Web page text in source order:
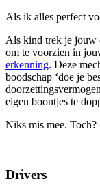
Als ik alles perfect
Als kind trek je jouw
om te voorzien in
erkenning. Deze
boodschap ‘doe je
eigen boontjes te
Niks mis mee. Toch?
Drivers